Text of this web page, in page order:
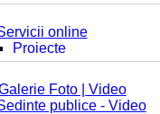
online
Proiecte
Foto | Video
publice - Video